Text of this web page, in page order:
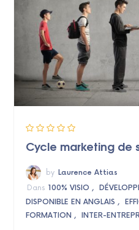
Cycle marketing de
by Laurence Attias
Dans 100% VISIO
DISPONIBLE EN ANGLAIS
FORMATION
INTER-